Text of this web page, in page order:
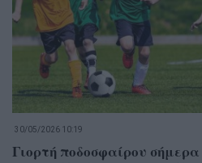
30/05/2026 10:19
Γιορτή ποδοσφαίρου